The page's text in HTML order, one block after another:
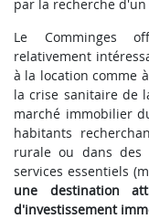
par la recherche
Le Comminges
relativement
à la location comme
la crise sanitaire de
marché immobilier
habitants
rurale ou dans des
services essentiels
une destination
d'investissement